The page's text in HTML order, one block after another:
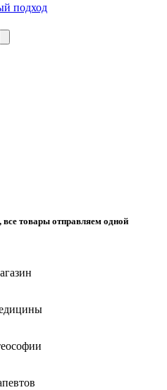
подход
товары отправляем одной